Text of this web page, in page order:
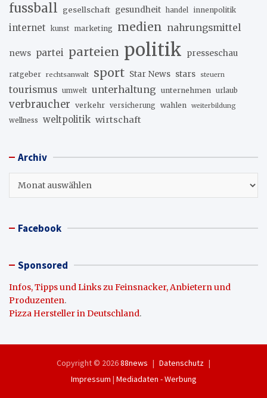
fussball gesellschaft gesundheit handel innenpolitik
internet kunst marketing medien nahrungsmittel
news partei parteien politik presseschau
ratgeber rechtsanwalt sport Star News stars steuern
tourismus umwelt unterhaltung unternehmen urlaub
verbraucher verkehr versicherung wahlen weiterbildung
wellness weltpolitik wirtschaft
Archiv
Facebook
Sponsored
Infos, Tipps und Links zu Feinsnacker, Anbietern und
Produzenten.
Pizza Hersteller in Deutschland.
Copyright © 202688news
Datenschutz
Impressum | Mediadaten - Werbung